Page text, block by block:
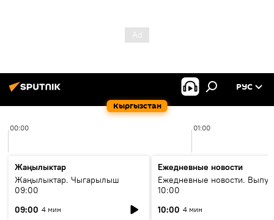
Кыргызстан
РУС
00:00 01:00
Жаңылыктар
Жаңылыктар. Чыгарылыш
09:00
09:00 4 мин
Ежедневные новости
Ежедневные новости.
10:00
10:00 4 мин